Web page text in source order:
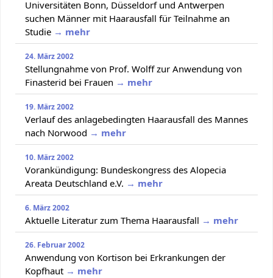
Universitäten Bonn, Düsseldorf und Antwerpen
suchen Männer mit Haarausfall für Teilnahme an
Studie → mehr
24. März 2002
Stellungnahme von Prof. Wolff zur Anwendung von
Finasterid bei Frauen → mehr
19. März 2002
Verlauf des anlagebedingten Haarausfall des Mannes
nach Norwood → mehr
10. März 2002
Vorankündigung: Bundeskongress des Alopecia
Areata Deutschland e.V. → mehr
6. März 2002
Aktuelle Literatur zum Thema Haarausfall → mehr
26. Februar 2002
Anwendung von Kortison bei Erkrankungen der
Kopfhaut → mehr